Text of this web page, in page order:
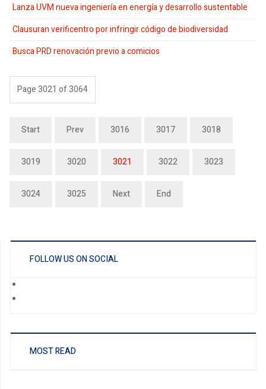
Lanza UVM nueva ingeniería en energía y desarrollo sustentable
Clausuran verificentro por infringir código de biodiversidad
Busca PRD renovación previo a comicios
Page 3021 of 3064
Start Prev 3016 3017 3018
3019 3020 3021 3022 3023
3024 3025 Next End
FOLLOW US ON SOCIAL
MOST READ